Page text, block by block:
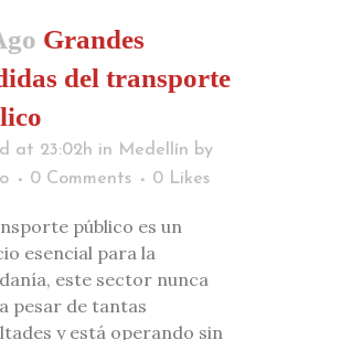
Grandes
del transporte
at 23:02h in Medellín by
0 Comments 0 Likes
público es un
esencial para la
este sector nunca
pesar de tantas
y está operando sin